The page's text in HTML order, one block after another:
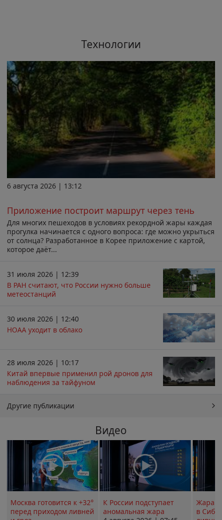
Технологии
6 августа 2026 | 13:12
Приложение построит маршрут через тень
Для многих пешеходов в условиях рекордной жары каждая
прогулка начинается с одного вопроса: где можно укрыться
от солнца? Разработанное в Корее приложение с картой,
которое даёт...
31 июля 2026 | 12:39
В РАН считают, что России нужно больше
метеостанций
30 июля 2026 | 12:40
НОАА уходит в облако
28 июля 2026 | 10:17
Китай впервые применил рой дронов для
наблюдения за тайфуном
Другие публикации
Видео
Москва готовится к +32°
перед приходом ливней
К России подступает
аномальная жара
Жара в
в